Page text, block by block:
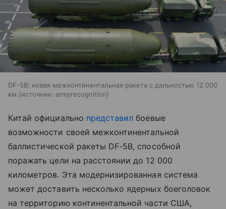
DF-5B: новая межконтинентальная ракета с дальностью 12 000
км
источник: armyrecognition
Китай официально представил боевые
возможности своей межконтинентальной
баллистической ракеты DF-5B, способной
поражать цели на расстоянии до 12 000
километров. Эта модернизированная система
может доставить несколько ядерных боеголовок
на территорию континентальной части США,